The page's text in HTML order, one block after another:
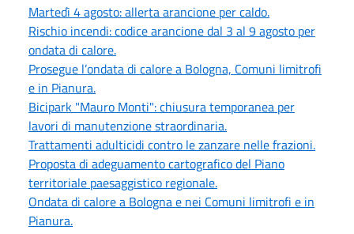
Martedì 4 agosto: allerta arancione per caldo.
Rischio incendi: codice arancione dal 3 al 9 agosto per
ondata di calore.
Prosegue l’ondata di calore a Bologna, Comuni limitrofi
e in Pianura.
Bicipark "Mauro Monti": chiusura temporanea per
lavori di manutenzione straordinaria.
Trattamenti adulticidi contro le zanzare nelle frazioni.
Proposta di adeguamento cartografico del Piano
territoriale paesaggistico regionale.
Ondata di calore a Bologna e nei Comuni limitrofi e in
Pianura.